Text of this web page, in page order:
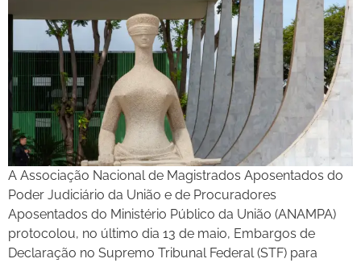
A Associação Nacional de Magistrados Aposentados do
Poder Judiciário da União e de Procuradores
Aposentados do Ministério Público da União (ANAMPA)
protocolou, no último dia 13 de maio, Embargos de
Declaração no Supremo Tribunal Federal (STF) para